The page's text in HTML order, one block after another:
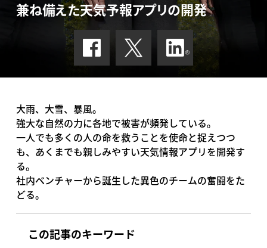
兼ね備えた天気予報アプリの開発
大雨、大雪、暴風。
強大な自然の力に各地で被害が頻発している。
一人でも多くの人の命を救うことを使命と捉えつつ
も、あくまでも親しみやすい天気情報アプリを開発す
る。
社内ベンチャーから誕生した異色のチームの奮闘をた
どる。
この記事のキーワード